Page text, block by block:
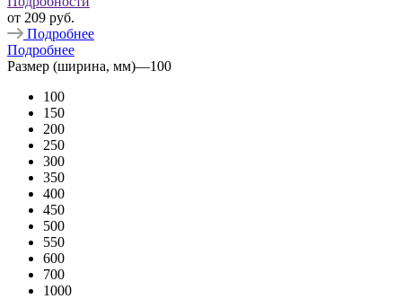
от 209 руб.
Подробнее
Подробнее
Размер (ширина, мм)—100
100
150
200
250
300
350
400
450
500
550
600
700
1000